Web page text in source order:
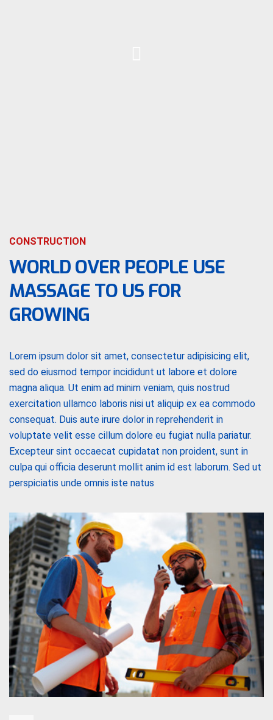
CONSTRUCTION
WORLD OVER PEOPLE USE
MASSAGE TO US FOR
GROWING
Lorem ipsum dolor sit amet, consectetur adipisicing elit,
sed do eiusmod tempor incididunt ut labore et dolore
magna aliqua. Ut enim ad minim veniam, quis nostrud
exercitation ullamco laboris nisi ut aliquip ex ea commodo
consequat. Duis aute irure dolor in reprehenderit in
voluptate velit esse cillum dolore eu fugiat nulla pariatur.
Excepteur sint occaecat cupidatat non proident, sunt in
culpa qui officia deserunt mollit anim id est laborum. Sed ut
perspiciatis unde omnis iste natus